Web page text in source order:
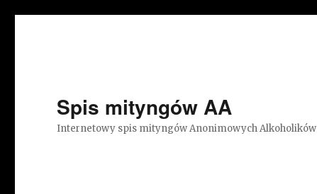
Spis mityngów AA
Internetowy spis mityngów Anonimowych Alkoholików